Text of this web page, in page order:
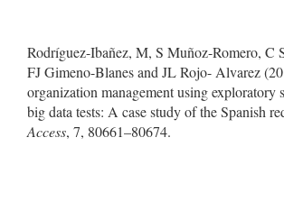
Rodríguez-Ibañez, M, S Muñoz-Romero, C
FJ Gimeno-Blanes and JL Rojo- Alvarez
organization management using exploratory
big data tests: A case study of the Spanish
Access, 7, 80661–80674.